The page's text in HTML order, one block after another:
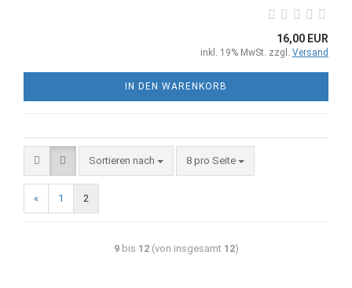
16,00 EUR
inkl. 19% MwSt. zzgl. Versand
IN DEN WARENKORB
Sortieren nach 8 pro Seite
« 1 2
9bis 12(von insgesamt 12)